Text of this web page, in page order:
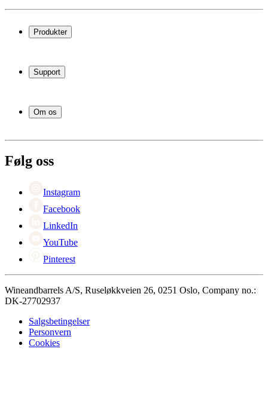
Produkter
Vinstativ
Vinmøbler
Support
Service
Betaling
Retur
Om os
Karriere
Black Friday
Cyber Monday
Følg oss
Instagram
Facebook
LinkedIn
YouTube
Pinterest
Wineandbarrels A/S, Ruseløkkveien 26, 0251 Oslo, Company no.:
DK-27702937
Salgsbetingelser
Personvern
Cookies